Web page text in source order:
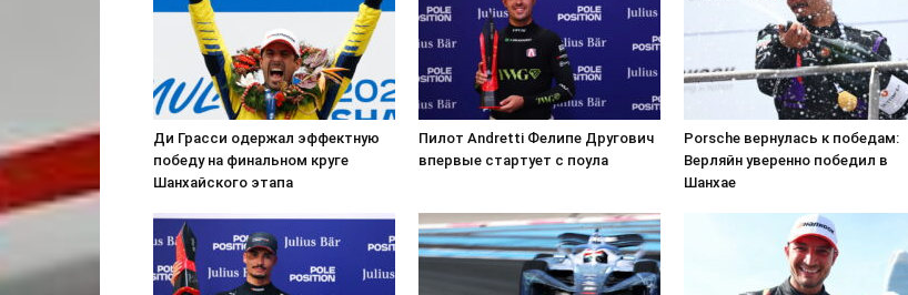
Ди Грасси одержал эффектную
победу на финальном круге
Шанхайского этапа
Пилот Andretti Фелипе Другович
впервые стартует с поула
Porsche вернулась к победам:
Верляйн уверенно победил в
Шанхае